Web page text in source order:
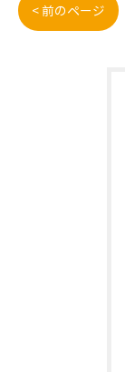
< 前のページ